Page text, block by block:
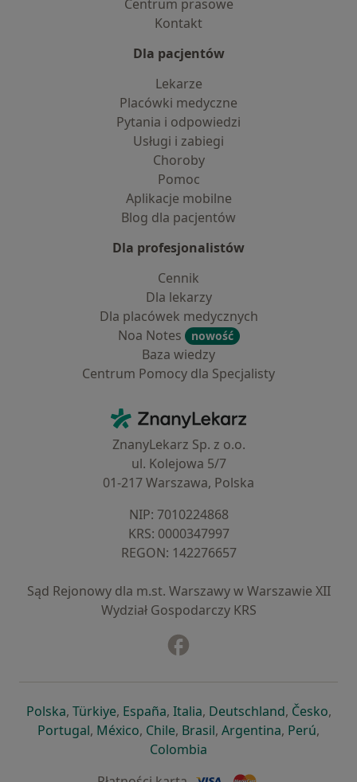
Centrum prasowe
Kontakt
Dla pacjentów
Lekarze
Placówki medyczne
Pytania i odpowiedzi
Usługi i zabiegi
Choroby
Pomoc
Aplikacje mobilne
Blog dla pacjentów
Dla profesjonalistów
Cennik
Dla lekarzy
Dla placówek medycznych
Noa Notes
nowość
Baza wiedzy
Centrum Pomocy dla Specjalisty
ZnanyLekarz - Strona główna
ZnanyLekarz Sp. z o.o.
ul. Kolejowa 5/7
01-217 Warszawa, Polska
NIP: ⁠7010224868
KRS: ⁠0000347997
REGON: ⁠142276657
Sąd Rejonowy dla m.st. Warszawy w Warszawie XII
Wydział Gospodarczy KRS
Polskaotwiera się w nowej karcie
, Türkiyeotwiera się w nowej karcie
, Españaotwiera się w nowej karcie
, Italiaotwiera się w nowej
, Deutschlandotwiera się
, Česko,
Portugalotwiera się w nowej karcie
, Méxicootwiera się w nowej karcie
, Chileotwiera się w nowej karcie
, Brasilotwiera się w nowej
, Argentinaotwiera się
, Perú,
Colombia